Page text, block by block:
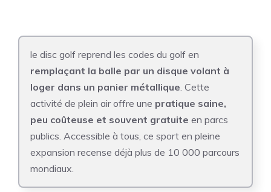
le disc golf reprend les codes du golf en
remplaçant la balle par un disque volant à
loger dans un panier métallique. Cette
activité de plein air offre une pratique saine,
peu coûteuse et souvent gratuite en parcs
publics. Accessible à tous, ce sport en pleine
expansion recense déjà plus de 10 000 parcours
mondiaux.